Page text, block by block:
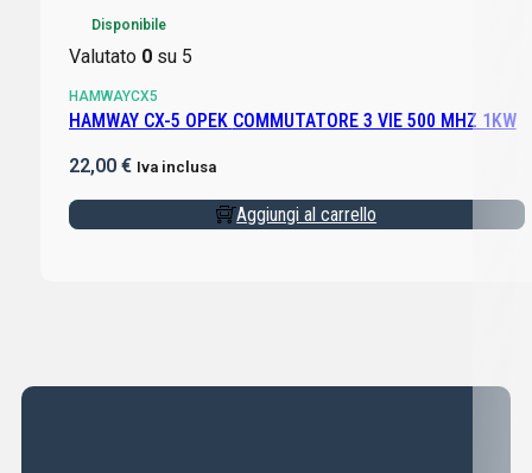
Disponibile
Valutato 0su 5
HAMWAYCX5
HAMWAY CX-5 OPEK COMMUTATORE 3 VIE 500 MHZ 1KW
22,00 € Iva inclusa
Aggiungi al carrello